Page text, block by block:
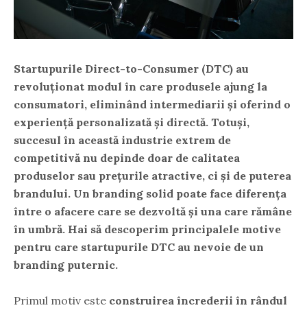
Startupurile Direct-to-Consumer (DTC) au
revoluționat modul în care produsele ajung la
consumatori, eliminând intermediarii și oferind o
experiență personalizată și directă. Totuși,
succesul în această industrie extrem de
competitivă nu depinde doar de calitatea
produselor sau prețurile atractive, ci și de puterea
brandului. Un branding solid poate face diferența
între o afacere care se dezvoltă și una care rămâne
în umbră. Hai să descoperim principalele motive
pentru care startupurile DTC au nevoie de un
branding puternic.
Primul motiv este construirea încrederii în rândul